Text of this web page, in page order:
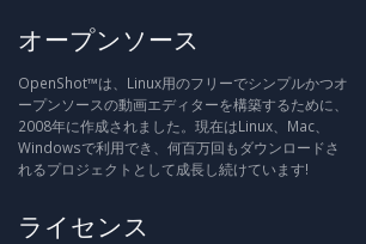
オープンソース
OpenShot™は、Linux用のフリーでシンプルかつオ
ープンソースの動画エディターを構築するために、
2008年に作成されました。現在はLinux、Mac、
Windowsで利用でき、何百万回もダウンロードさ
れるプロジェクトとして成長し続けています!
ライセンス